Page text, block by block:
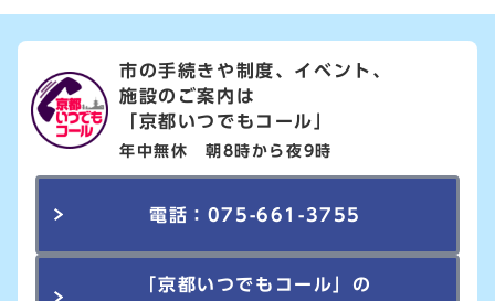
市の手続きや制度、イベント、
施設のご案内は
「京都いつでもコール」
年中無休 朝8時から夜9時
電話：075-661-3755
「京都いつでもコール」の